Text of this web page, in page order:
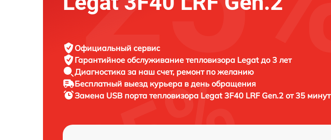
Официальный сервис
Гарантийное обслуживание тепловизора Legat до 3 лет
Диагностика за наш счет, ремонт по желанию
Бесплатный выезд курьера в день обращения
Замена USB порта тепловизора Legat 3F40 LRF Gen.2 от 35 минут